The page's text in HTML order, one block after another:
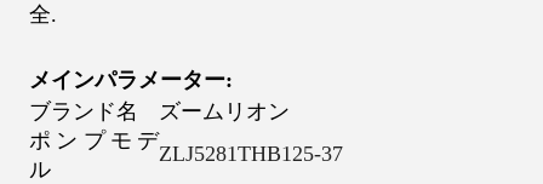
全.
メインパラメーター:
ブランド名
ズームリオン
ポンプモデ
ル
ZLJ5281THB125-37